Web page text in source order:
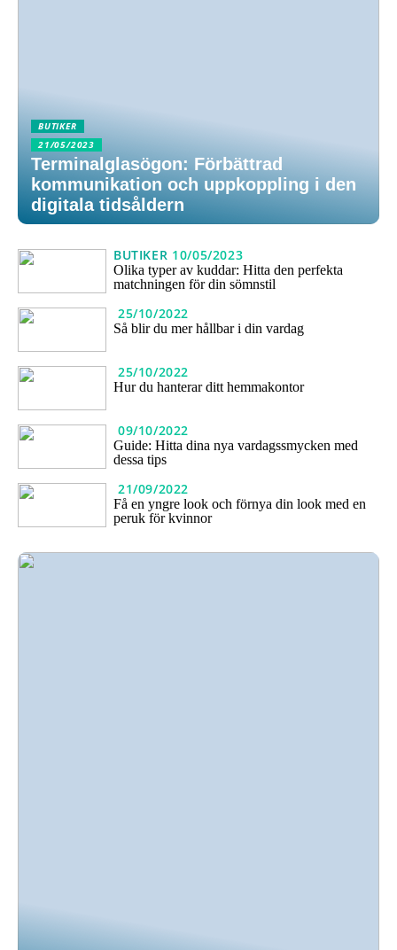
BUTIKER
21/05/2023
Terminalglasögon: Förbättrad
kommunikation och uppkoppling i den
digitala tidsåldern
BUTIKER 10/05/2023
Olika typer av kuddar: Hitta den perfekta
matchningen för din sömnstil
25/10/2022
Så blir du mer hållbar i din vardag
25/10/2022
Hur du hanterar ditt hemmakontor
09/10/2022
Guide: Hitta dina nya vardagssmycken med
dessa tips
21/09/2022
Få en yngre look och förnya din look med en
peruk för kvinnor